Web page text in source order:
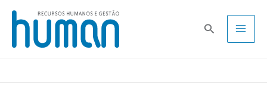
Skip
content
Pesquisa